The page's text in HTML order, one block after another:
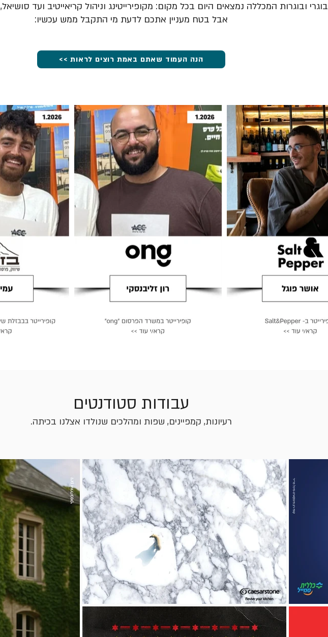
בוגרי ובוגרות המכללה נמצאים היום בכל מקום: מקופירייטינג וניהול קריאייטיב ועד
אבל בטח מעניין אתכם לדעת מי התקבל ממש עכשיו:
הנה העמוד שאתם באמת רוצים לראות >>
עבודות סטודנטים
רעיונות, קמפיינים, שפות ומהלכים שנולדו אצלנו בכיתה.